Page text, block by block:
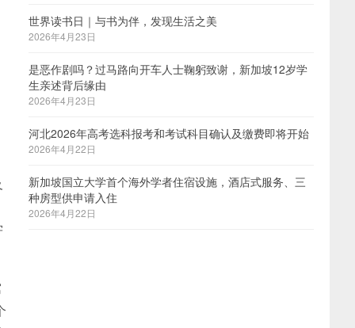
世界读书日｜与书为伴，发现生活之美
2026年4月23日
是恶作剧吗？过马路向开车人士鞠躬致谢，新加坡12岁学
生亲述背后缘由
2026年4月23日
河北2026年高考选科报考和考试科目确认及缴费即将开始
2026年4月22日
新加坡国立大学首个海外学者住宿设施，酒店式服务、三
种房型供申请入住
2026年4月22日